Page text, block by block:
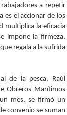
a repetir
es el accionar de los
multiplica la eficacia
impone la firmeza,
regala a la sufrida
de la pesca, Raúl
Obreros Marítimos
mes, se firmó un
convenio se suman